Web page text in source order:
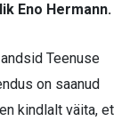
Eno Hermann.
Teenuse
on saanud
kindlalt väita, et